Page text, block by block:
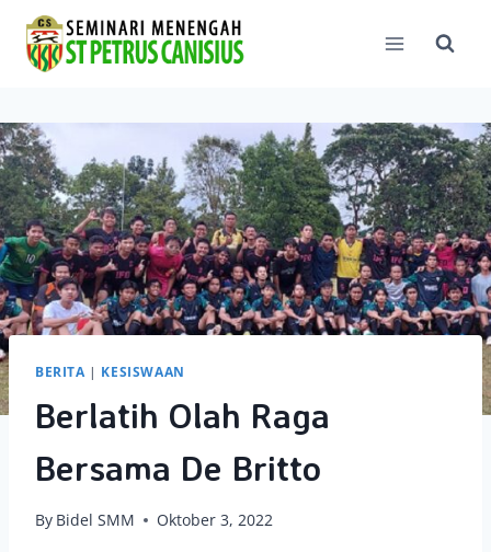
content
BERITA | KESISWAAN
Berlatih Olah Raga
Bersama De Britto
By Bidel SMM Oktober 3, 2022